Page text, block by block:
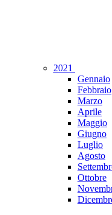
2021
Gennaio
Febbraio
Marzo
Aprile
Maggio
Giugno
Luglio
Agosto
Ottobre